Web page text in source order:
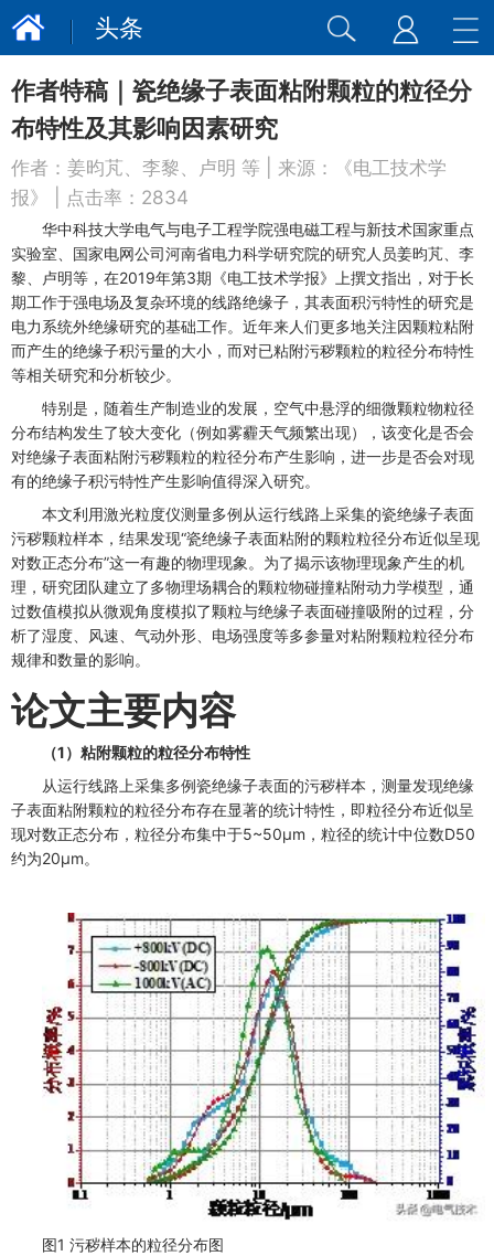
头条
作者特稿｜瓷绝缘子表面粘附颗粒的粒径分
布特性及其影响因素研究
作者： 姜昀芃、李黎、卢明 等 | 来源：
《电工技术学
报》
| 点击率： 2834
华中科技大学电气与电子工程学院强电磁工程与新技术国家重点
实验室、国家电网公司河南省电力科学研究院的研究人员姜昀芃、李
黎、卢明等，在2019年第3期《电工技术学报》上撰文指出，对于长
期工作于强电场及复杂环境的线路绝缘子，其表面积污特性的研究是
电力系统外绝缘研究的基础工作。近年来人们更多地关注因颗粒粘附
而产生的绝缘子积污量的大小，而对已粘附污秽颗粒的粒径分布特性
等相关研究和分析较少。
特别是，随着生产制造业的发展，空气中悬浮的细微颗粒物粒径
分布结构发生了较大变化（例如雾霾天气频繁出现），该变化是否会
对绝缘子表面粘附污秽颗粒的粒径分布产生影响，进一步是否会对现
有的绝缘子积污特性产生影响值得深入研究。
本文利用激光粒度仪测量多例从运行线路上采集的瓷绝缘子表面
污秽颗粒样本，结果发现“瓷绝缘子表面粘附的颗粒粒径分布近似呈现
对数正态分布”这一有趣的物理现象。为了揭示该物理现象产生的机
理，研究团队建立了多物理场耦合的颗粒物碰撞粘附动力学模型，通
过数值模拟从微观角度模拟了颗粒与绝缘子表面碰撞吸附的过程，分
析了湿度、风速、气动外形、电场强度等多参量对粘附颗粒粒径分布
规律和数量的影响。
论文主要内容
（1）粘附颗粒的粒径分布特性
从运行线路上采集多例瓷绝缘子表面的污秽样本，测量发现绝缘
子表面粘附颗粒的粒径分布存在显著的统计特性，即粒径分布近似呈
现对数正态分布，粒径分布集中于5~50μm，粒径的统计中位数D50
约为20μm。
图1 污秽样本的粒径分布图